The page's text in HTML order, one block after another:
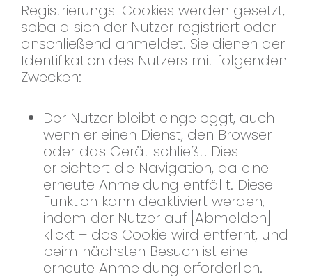
Registrierungs-Cookies werden gesetzt,
sobald sich der Nutzer registriert oder
anschließend anmeldet. Sie dienen der
Identifikation des Nutzers mit folgenden
Zwecken:
Der Nutzer bleibt eingeloggt, auch
wenn er einen Dienst, den Browser
oder das Gerät schließt. Dies
erleichtert die Navigation, da eine
erneute Anmeldung entfällt. Diese
Funktion kann deaktiviert werden,
indem der Nutzer auf [Abmelden]
klickt – das Cookie wird entfernt, und
beim nächsten Besuch ist eine
erneute Anmeldung erforderlich.